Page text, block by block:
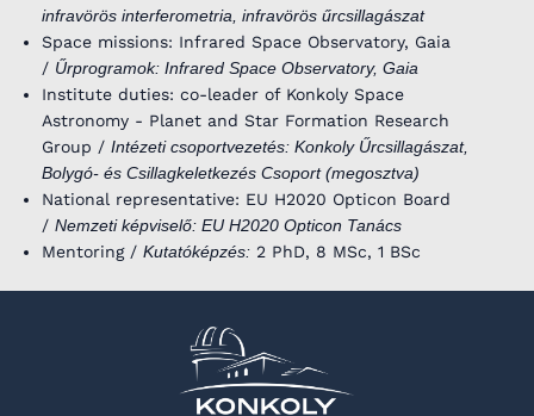
infravörös interferometria, infravörös űrcsillagászat
Space missions: Infrared Space Observatory, Gaia
/ Űrprogramok: Infrared Space Observatory, Gaia
Institute duties: co-leader of Konkoly Space
Astronomy - Planet and Star Formation Research
Group / Intézeti csoportvezetés: Konkoly Űrcsillagászat,
Bolygó- és Csillagkeletkezés Csoport (megosztva)
National representative: EU H2020 Opticon Board
/ Nemzeti képviselő: EU H2020 Opticon Tanács
Mentoring / Kutatóképzés: 2 PhD, 8 MSc, 1 BSc